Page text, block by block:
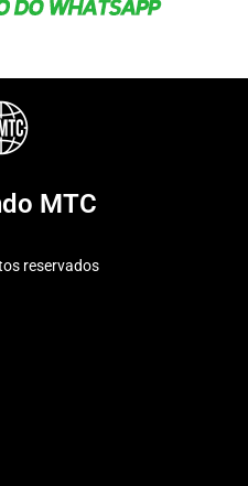
MTC
reservados